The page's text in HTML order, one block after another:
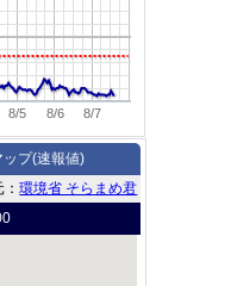
8/5 8/6 8/7
ップ(速報値)
：環境省 そらまめ君